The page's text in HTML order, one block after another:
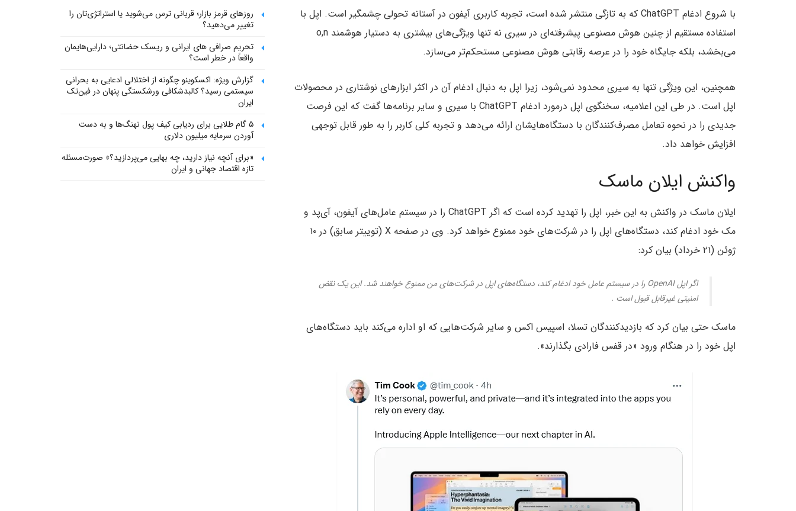
با شروع ادغام ChatGPT که به تازگی منتشر شده است، تجربه کاربری آیفون در آستانه تحولی چشمگیر است. اپل با
استفاده مستقیم از چنین هوش مصنوعی پیشرفته‌ای در سیری نه تنها ویژگی‌های بیشتری به دستیار هوشمند o,n
می‌بخشد، بلکه جایگاه خود را در عرصه رقابتی هوش مصنوعی مستحکم‌تر می‌سازد.
همچنین، این ویژگی تنها به سیری محدود نمی‌شود، زیرا اپل به دنبال ادغام آن در اکثر ابزارهای نوشتاری در محصولات
اپل است. در طی این اعلامیه، سخنگوی اپل درمورد ادغام ChatGPT با سیری و سایر برنامه‌ها گفت که این فرصت
جدیدی را در نحوه تعامل مصرف‌کنندگان با دستگاه‌هایشان ارائه می‌دهد و تجربه کلی کاربر را به طور قابل توجهی
افزایش خواهد داد.
واکنش ایلان ماسک
ایلان ماسک در واکنش به این خبر، اپل را تهدید کرده است که اگر ChatGPT را در سیستم عامل‌های آیفون، آی‌پد و
مک خود ادغام کند، دستگاه‌های اپل را در شرکت‌های خود ممنوع خواهد کرد. وی در صفحه X (توییتر سابق) در ۱۰
ژوئن (۲۱ خرداد) بیان کرد:
اگر اپل OpenAI را در سیستم عامل خود ادغام کند، دستگاه‌های اپل در شرکت‌های من ممنوع خواهند شد. این یک نقض
امنیتی غیرقابل قبول است .
ماسک حتی بیان کرد که بازدیدکنندگان تسلا، اسپیس اکس و سایر شرکت‌هایی که او اداره می‌کند باید دستگاه‌های
اپل خود را در هنگام ورود «در قفس فارادی بگذارند».
روزهای قرمز بازار؛ قربانی ترس می‌شوید یا استراتژی‌تان را
تغییر می‌دهید؟
تحریم صرافی های ایرانی و ریسک حضانتی؛ دارایی‌هایمان
واقعاً در خطر است؟
گزارش ویژه: اکسکوینو چگونه از اختلالی ادعایی به بحرانی
سیستمی رسید؟ کالبدشکافی ورشکستگی پنهان در فین‌تک
ایران
۵ گام طلایی برای ردیابی کیف پول‌ نهنگ‌ها و به دست
آوردن سرمایه میلیون دلاری
«برای آنچه نیاز دارید، چه بهایی می‌پردازید؟» صورت‌مسئله
تازه اقتصاد جهانی و ایران